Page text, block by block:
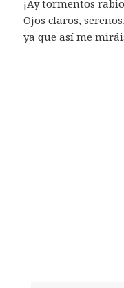
¡Ay tormentos
Ojos claros, serenos,
ya que así me